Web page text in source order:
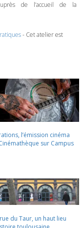
de l’accueil de la
- Cet atelier est
l’émission cinéma
sur Campus
du Taur, un haut lieu